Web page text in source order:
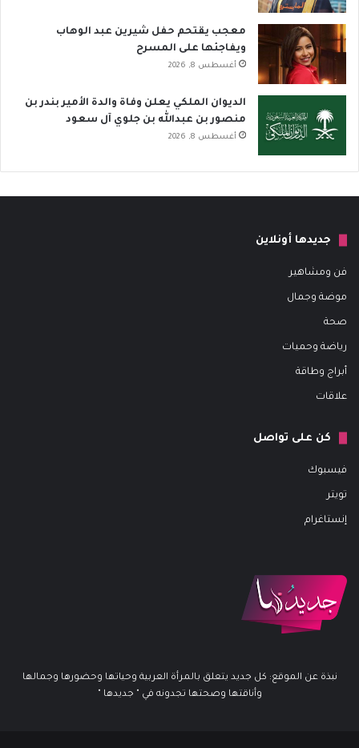
معجب يقتحم حفل شيرين عبد الوهاب
ويفاجئها على المسرح
أغسطس 8, 2026
الديوان الملكي يعلن وفاة والدة الأمير بندر بن
منصور بن عبدالله بن جلوي آل سعود
أغسطس 8, 2026
جديدها أونلاين
فن ومشاهير
موضة وجمال
صحة
رياضة وحميات
أبراج وطاقة
علاقات
كن على تواصل
فيسبوك
تويتر
إنستاغرام
نبذة عن الموقع: كل جديد يتعلق بالمرأة العربية وحياتها وحضورها وجمالها
وأناقتها وصحتها تجدونه في " جديدها "